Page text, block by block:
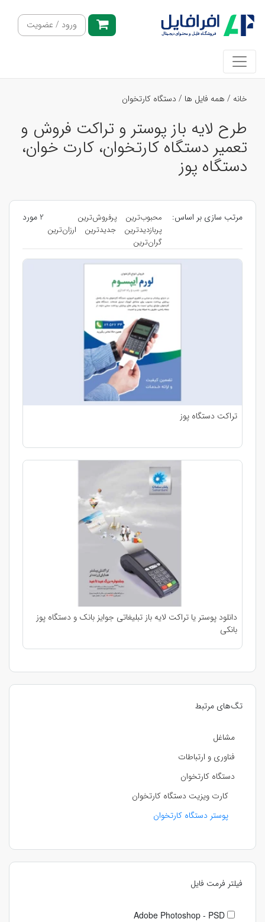
ورود / عضویت
خانه / همه فایل ها / دستگاه کارتخوان
طرح لایه باز پوستر و تراکت فروش و
تعمیر دستگاه کارتخوان، کارت خوان،
دستگاه پوز
تگ‌های مرتبط
مشاغل
فناوری و ارتباطات
دستگاه کارتخوان
کارت ویزیت دستگاه کارتخوان
پوستر دستگاه کارتخوان
فیلتر فرمت فایل
Adobe Photoshop - PSD
مرتب سازی بر اساس: محبوب‌ترین
پرفروش‌ترین
پربازدیدترین
جدیدترین
ارزان‌ترین
گران‌ترین
2 مورد
تراکت دستگاه پوز
دانلود پوستر یا تراکت لایه باز تبلیغاتی جوایز بانک و دستگاه پوز
بانکی